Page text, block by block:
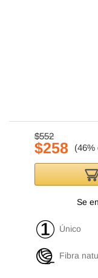
$552
$258
Se
Único
Fibra